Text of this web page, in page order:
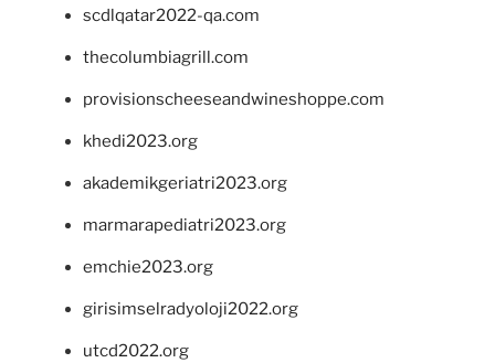
scdlqatar2022-qa.com
thecolumbiagrill.com
provisionscheeseandwineshoppe.com
khedi2023.org
akademikgeriatri2023.org
marmarapediatri2023.org
emchie2023.org
girisimselradyoloji2022.org
utcd2022.org